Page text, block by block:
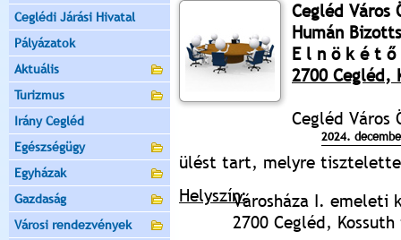
Ceglédi Járási Hivatal
Pályázatok
Aktuális
Turizmus
Irány Cegléd
Egészségügy
Egyházak
Gazdaság
Városi rendezvények
Cegléd Város
Humán
E l n ö k é t ő
2700 Cegléd,
Cegléd Város
2024.
ülést tart, melyre
Helyszín:Városháza I. emeleti
2700 Cegléd,